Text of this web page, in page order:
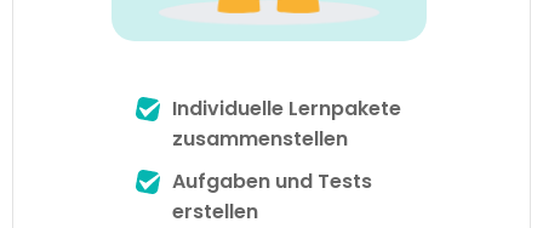
Individuelle Lernpakete
zusammenstellen
Aufgaben und Tests
erstellen